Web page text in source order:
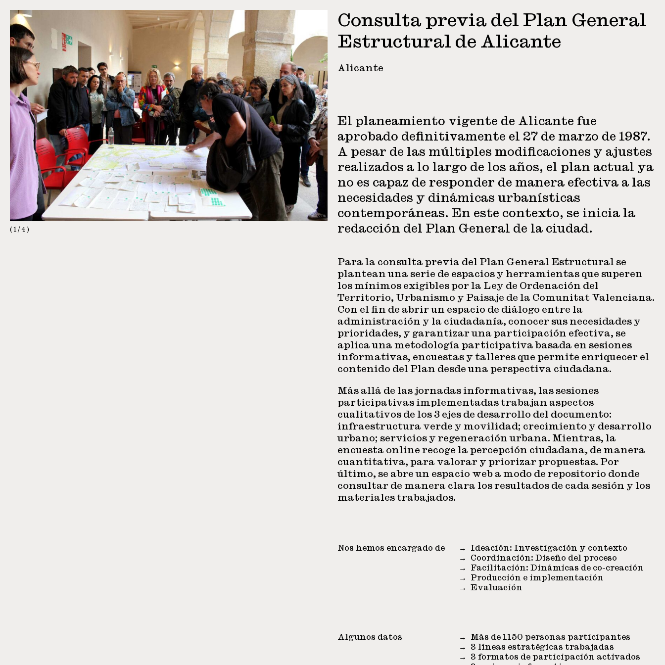
1 / 4
Consulta previa del Plan General
Estructural de Alicante
Alicante
El planeamiento vigente de Alicante fue
aprobado definitivamente el 27 de marzo de 1987.
A pesar de las múltiples modificaciones y ajustes
realizados a lo largo de los años, el plan actual ya
no es capaz de responder de manera efectiva a las
necesidades y dinámicas urbanísticas
contemporáneas. En este contexto, se inicia la
redacción del Plan General de la ciudad.
Para la consulta previa del Plan General Estructural se
plantean una serie de espacios y herramientas que superen
los mínimos exigibles por la Ley de Ordenación del
Territorio, Urbanismo y Paisaje de la Comunitat Valenciana.
Con el fin de abrir un espacio de diálogo entre la
administración y la ciudadanía, conocer sus necesidades y
prioridades, y garantizar una participación efectiva, se
aplica una metodología participativa basada en sesiones
informativas, encuestas y talleres que permite enriquecer el
contenido del Plan desde una perspectiva ciudadana.
Más allá de las jornadas informativas, las sesiones
participativas implementadas trabajan aspectos
cualitativos de los 3 ejes de desarrollo del documento:
infraestructura verde y movilidad; crecimiento y desarrollo
urbano; servicios y regeneración urbana. Mientras, la
encuesta online recoge la percepción ciudadana, de manera
cuantitativa, para valorar y priorizar propuestas. Por
último, se abre un espacio web a modo de repositorio donde
consultar de manera clara los resultados de cada sesión y los
materiales trabajados.
Nos hemos encargado de
Ideación: Investigación y contexto
Coordinación: Diseño del proceso
Facilitación: Dinámicas de co-creación
Producción e implementación
Evaluación
Algunos datos
Más de 1150 personas participantes
3 líneas estratégicas trabajadas
3 formatos de participación activados